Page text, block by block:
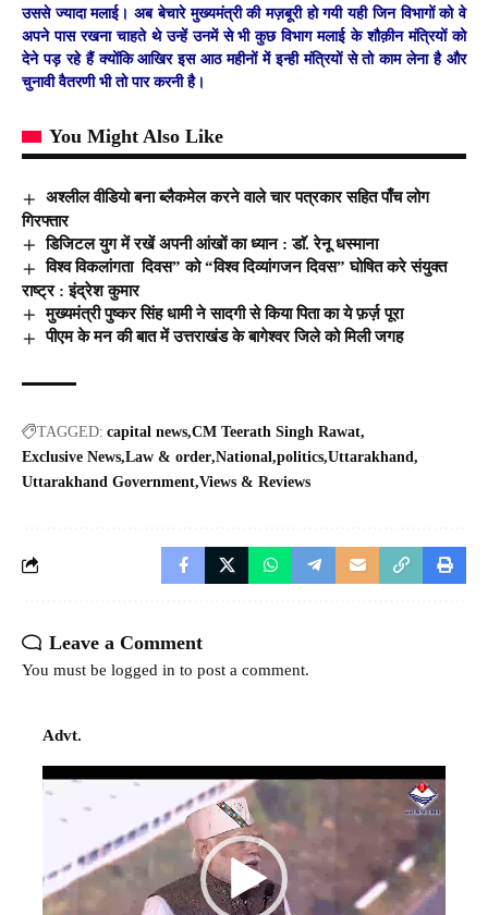
उससे ज्यादा मलाई। अब बेचारे मुख्यमंत्री की मज़बूरी हो गयी यही जिन विभागों को वे
अपने पास रखना चाहते थे उन्हें उनमें से भी कुछ विभाग मलाई के शौक़ीन मंत्रियों को
देने पड़ रहे हैं क्योंकि आखिर इस आठ महीनों में इन्ही मंत्रियों से तो काम लेना है और
चुनावी वैतरणी भी तो पार करनी है।
You Might Also Like
अश्लील वीडियो बना ब्लैकमेल करने वाले चार पत्रकार सहित पाँच लोग
गिरफ्तार
डिजिटल युग में रखें अपनी आंखों का ध्यान : डाॅ. रेनू धस्माना
विश्व विकलांगता दिवस” को “विश्व दिव्यांगजन दिवस” घोषित करे संयुक्त
राष्ट्र : इंद्रेश कुमार
मुख्यमंत्री पुष्कर सिंह धामी ने सादगी से किया पिता का ये फ़र्ज़ पूरा
पीएम के मन की बात में उत्तराखंड के बागेश्वर जिले को मिली जगह
TAGGED: capital news CM Teerath Singh Rawat
Exclusive News Law & order National politics Uttarakhand
Uttarakhand Government Views & Reviews
Leave a Comment
You must be logged in to post a comment.
Advt.
Video